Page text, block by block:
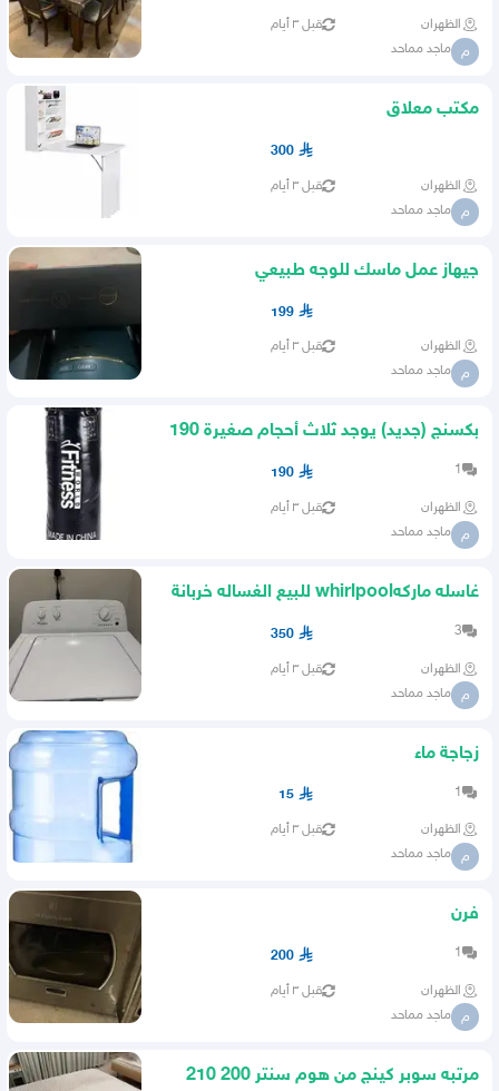
الظهران قبل ٣ أيام
م ماجد مماحد
مكتب معلاق
300
الظهران قبل ٣ أيام
م ماجد مماحد
جيهاز عمل ماسك للوجه طبيعي
199
الظهران قبل ٣ أيام
م ماجد مماحد
بكسنج (جديد) يوجد ثلاث أحجام صغيرة 190
وسط 200 كبير 230
1
190
الظهران قبل ٣ أيام
م ماجد مماحد
غاسله ماركهwhirlpool للبيع الغساله خربانة
فجأة طفت يمكن فيز
3
350
الظهران قبل ٣ أيام
م ماجد مماحد
زجاجة ماء
1
15
الظهران قبل ٣ أيام
م ماجد مماحد
فرن
1
200
الظهران قبل ٣ أيام
م ماجد مماحد
مرتبه سوبر كينج من هوم سنتر 200 210